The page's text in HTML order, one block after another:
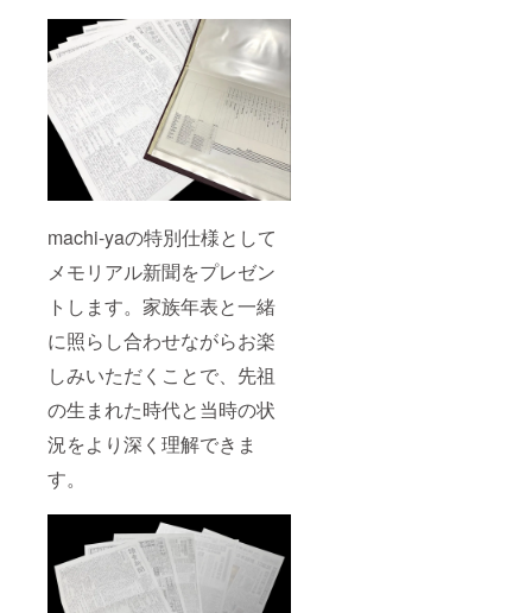
machi-yaの特別仕様として
メモリアル新聞をプレゼン
トします。家族年表と一緒
に照らし合わせながらお楽
しみいただくことで、先祖
の生まれた時代と当時の状
況をより深く理解できま
す。